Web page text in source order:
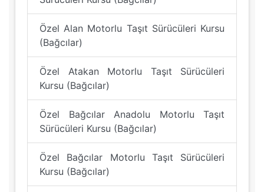
Özel Alan Motorlu Taşıt Sürücüleri Kursu
(Bağcılar)
Özel Atakan Motorlu Taşıt Sürücüleri
Kursu (Bağcılar)
Özel Bağcılar Anadolu Motorlu Taşıt
Sürücüleri Kursu (Bağcılar)
Özel Bağcılar Motorlu Taşıt Sürücüleri
Kursu (Bağcılar)